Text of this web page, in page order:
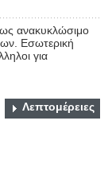
ανακυκλώσιμο
Εσωτερική
για
Λεπτομέρειες